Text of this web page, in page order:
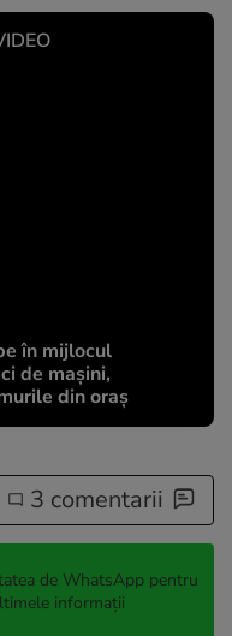
în mijlocul
de mașini,
din oraș
3 comentarii
de WhatsApp pentru
informații